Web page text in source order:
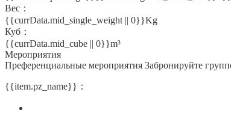
Вес：
{{currData.mid_single_weight || 0}}Kg
Куб：
{{currData.mid_cube || 0}}m³
Мероприятия
Преференциальные мероприятия Забронируйте
{{item.pz_name}}：